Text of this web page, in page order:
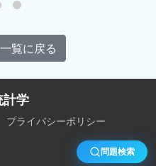
覧に戻る
計学
プライバシーポリシー
問題検索